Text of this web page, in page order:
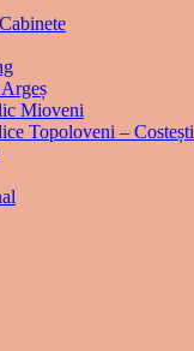
Mioveni
Topoloveni – Costești